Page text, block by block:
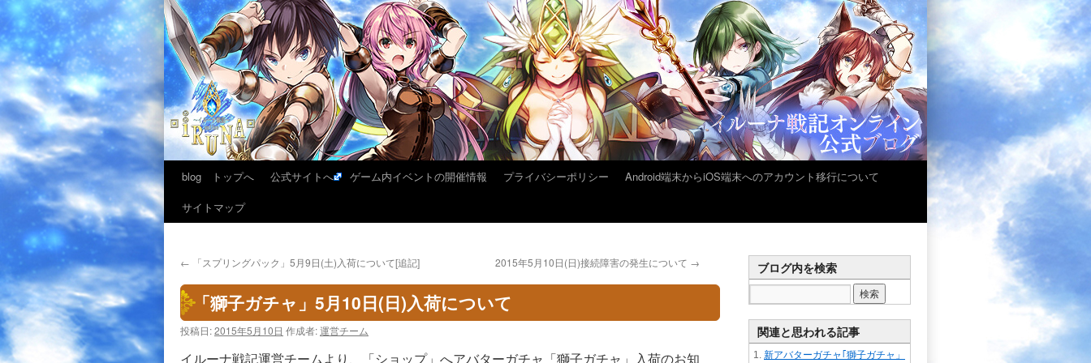
blog トップへ 公式サイトへ ゲーム内イベントの開催情報 プライバシーポリシー
Android端末からiOS端末へのアカウント移行について
サイトマップ
← 「スプリングパック」5月9日(土)入荷について[追記] 2015年5月10日(日)接続障害の発生について →
「獅子ガチャ」5月10日(日)入荷について
投稿日:2015年5月10日 作成者:運営チーム
イルーナ戦記運営チームより、「ショップ」へアバターガチャ「獅子ガチャ」入荷のお知
ブログ内を検索
関連と思われる記事
新アバターガチャ｢獅子ガチャ」